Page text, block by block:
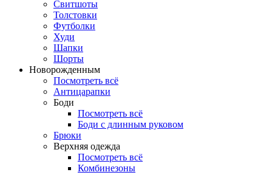
Свитшоты
Толстовки
Футболки
Худи
Шапки
Шорты
Новорожденным
Посмотреть всё
Антицарапки
Боди
Посмотреть всё
Боди с длинным руковом
Брюки
Верхняя одежда
Посмотреть всё
Комбинезоны